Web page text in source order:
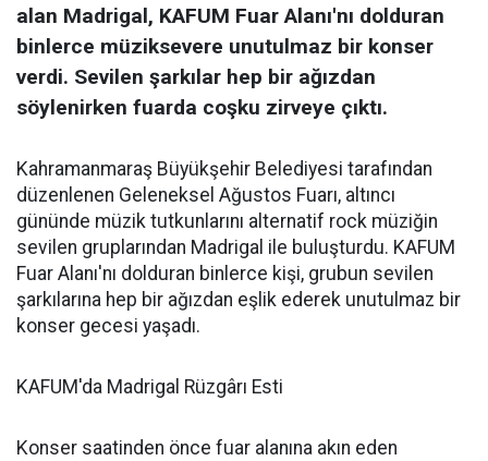
alan Madrigal, KAFUM Fuar Alanı'nı dolduran
binlerce müziksevere unutulmaz bir konser
verdi. Sevilen şarkılar hep bir ağızdan
söylenirken fuarda coşku zirveye çıktı.
Kahramanmaraş Büyükşehir Belediyesi tarafından
düzenlenen Geleneksel Ağustos Fuarı, altıncı
gününde müzik tutkunlarını alternatif rock müziğin
sevilen gruplarından Madrigal ile buluşturdu. KAFUM
Fuar Alanı'nı dolduran binlerce kişi, grubun sevilen
şarkılarına hep bir ağızdan eşlik ederek unutulmaz bir
konser gecesi yaşadı.
KAFUM'da Madrigal Rüzgârı Esti
Konser saatinden önce fuar alanına akın eden